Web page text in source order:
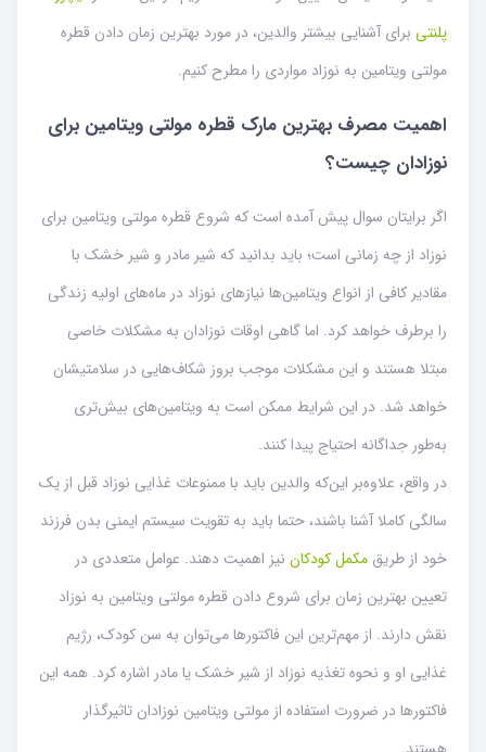
پلنتی برای آشنایی بیشتر والدین، در مورد بهترین زمان دادن قطره
مولتی ویتامین به نوزاد مواردی را مطرح کنیم.
اهمیت مصرف بهترین مارک قطره مولتی ویتامین برای
نوزادان چیست؟
اگر برایتان سوال پیش آمده است که شروع قطره مولتی ویتامین برای
نوزاد از چه زمانی است؛ باید بدانید که شیر مادر و شیر خشک با
مقادیر کافی از انواع ویتامین‌ها نیازهای نوزاد در ماه‌های اولیه زندگی
را برطرف خواهد کرد. اما گاهی اوقات نوزادان به مشکلات خاصی
مبتلا هستند و این مشکلات موجب بروز شکاف‌هایی در سلامتیشان
خواهد شد. در این شرایط ممکن است به ویتامین‌های بیش‌تری
به‌طور جداگانه احتیاج پیدا کنند.
در واقع، علاوه‌بر این‌که والدین باید با ممنوعات غذایی نوزاد قبل از یک
سالگی کاملا آشنا باشند، حتما باید به تقویت سیستم ایمنی بدن فرزند
خود از طریق مکمل کودکان نیز اهمیت دهند. عوامل متعددی در
تعیین بهترین زمان برای شروع دادن قطره مولتی ویتامین به نوزاد
نقش دارند. از مهم‌ترین این فاکتور‌ها می‌توان به سن کودک، رژیم
غذایی او و نحوه تغذیه نوزاد از شیر خشک یا مادر اشاره کرد. همه این
فاکتورها در ضرورت استفاده از مولتی ویتامین‌ نوزادان تاثیرگذار